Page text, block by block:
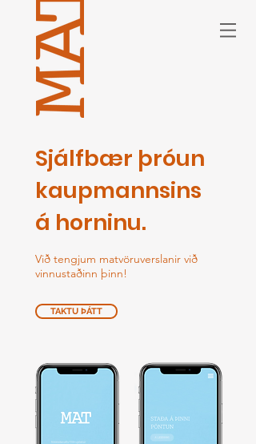
Sjálfbær þróun
kaupmannsins
á horninu.
Við tengjum matvöruverslanir við
vinnustaðinn þinn!
TAKTU ÞÁTT